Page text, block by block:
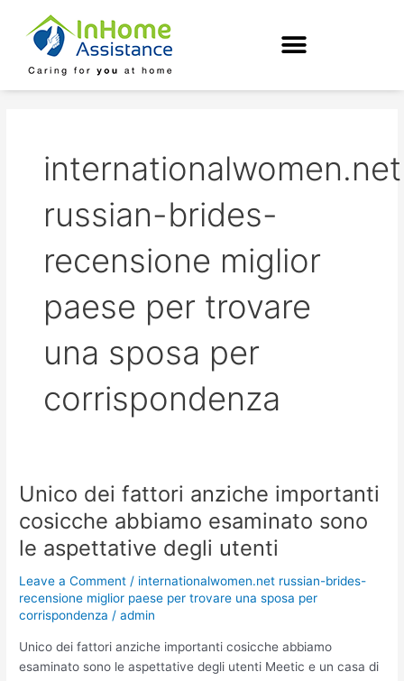
content
internationalwomen.net
russian-brides-
recensione miglior
paese per trovare
una sposa per
corrispondenza
Unico dei fattori anziche importanti
cosicche abbiamo esaminato sono
le aspettative degli utenti
Leave a Comment / internationalwomen.net russian-brides-
recensione miglior paese per trovare una sposa per
corrispondenza /admin
Unico dei fattori anziche importanti cosicche abbiamo
esaminato sono le aspettative degli utenti Meetic e un casa di
Unico
fattori
anziche
cosicche
abbiamo
sono
le